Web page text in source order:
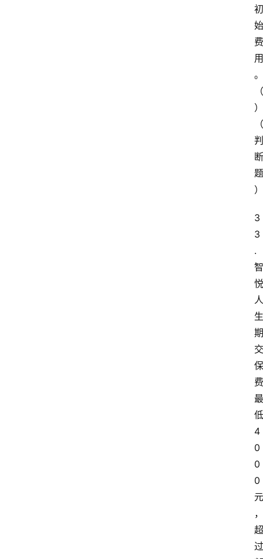
初
始
费
用
。
（
）
（
判
断
题
）
3
3
.
智
悦
人
生
期
交
保
费
最
低
4
0
0
0
元
，
超
过